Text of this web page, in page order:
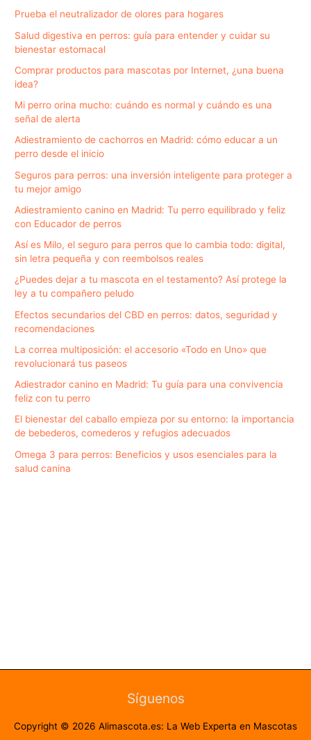
Prueba el neutralizador de olores para hogares
Salud digestiva en perros: guía para entender y cuidar su
bienestar estomacal
Comprar productos para mascotas por Internet, ¿una buena
idea?
Mi perro orina mucho: cuándo es normal y cuándo es una
señal de alerta
Adiestramiento de cachorros en Madrid: cómo educar a un
perro desde el inicio
Seguros para perros: una inversión inteligente para proteger a
tu mejor amigo
Adiestramiento canino en Madrid: Tu perro equilibrado y feliz
con Educador de perros
Así es Milo, el seguro para perros que lo cambia todo: digital,
sin letra pequeña y con reembolsos reales
¿Puedes dejar a tu mascota en el testamento? Así protege la
ley a tu compañero peludo
Efectos secundarios del CBD en perros: datos, seguridad y
recomendaciones
La correa multiposición: el accesorio «Todo en Uno» que
revolucionará tus paseos
Adiestrador canino en Madrid: Tu guía para una convivencia
feliz con tu perro
El bienestar del caballo empieza por su entorno: la importancia
de bebederos, comederos y refugios adecuados
Omega 3 para perros: Beneficios y usos esenciales para la
salud canina
Síguenos
Copyright © 2026 Alimascota.es: La Web Experta en Mascotas